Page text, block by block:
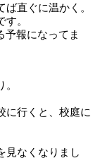
直ぐに温かく。
。
報になってま
に行くと、校庭に
見なくなりまし